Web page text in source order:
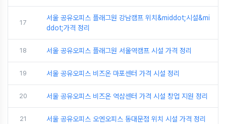
17
서울 공유오피스 플래그원 강남캠프 위치&middot;시설&mi
ddot;가격 정리
18 서울 공유오피스 플래그원 서울역캠프 시설 가격 정리
19 서울 공유오피스 비즈온 마포센터 가격 시설 정리
20 서울 공유오피스 비즈온 역삼센터 가격 시설 창업 지원 정리
21 서울 공유오피스 오엔오피스 동대문점 위치 시설 가격 정리